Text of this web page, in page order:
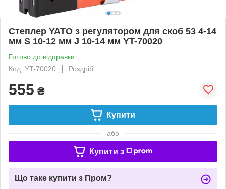
Степлер YATO з регулятором для скоб 53 4-14
мм S 10-12 мм J 10-14 мм YT-70020
Готово до відправки
Код: YT-70020
Роздріб
555 ₴
Купити
або
Купити з
Що таке купити з Пром?